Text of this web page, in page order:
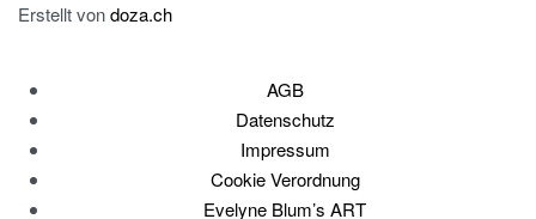
Erstellt vondoza.ch
AGB
Datenschutz
Impressum
Cookie Verordnung
Evelyne Blum’s ART